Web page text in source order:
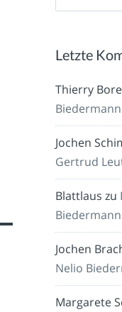
Letzte
Thierry
Biedermann
Jochen
Gertrud
Blattlaus zu
Biedermann
Jochen
Nelio
Margarete